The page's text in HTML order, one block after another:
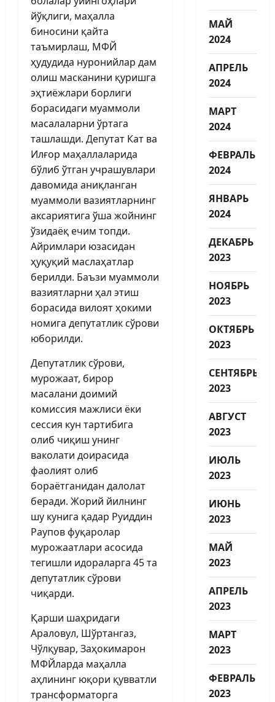
йўқлиги, маҳалла
биносини қайта
таъмирлаш, МФЙ
ҳудудида нуронийлар дам
олиш масканини қуришга
эҳтиёжлари борлиги
борасидаги муаммоли
масалаларни ўртага
ташлашди. Депутат Кат ва
Илғор маҳаллаларида
бўлиб ўтган учрашувлари
давомида аниқланган
муаммоли вазиятларнинг
аксариятига ўша жойнинг
ўзидаёқ ечим топди.
Айримлари юзасидан
ҳуқуқий маслаҳатлар
берилди. Баъзи муаммоли
вазиятларни ҳал этиш
борасида вилоят ҳокими
номига депутатлик сўрови
юборилди.
Депутатлик сўрови,
мурожаат, бирор
масалани доимий
комиссия мажлиси ёки
сессия кун тартибига
олиб чиқиш унинг
ваколати доирасида
фаолият олиб
бораётганидан далолат
беради. Жорий йилнинг
шу кунига қадар Руиддин
Раупов фуқаролар
мурожаатлари асосида
тегишли идораларга 45 та
депутатлик сўрови
чиқарди.
Қарши шаҳридаги
Араловул, Шўртангаз,
Чўлқувар, Заҳокимарон
МФЙларда маҳалла
аҳлининг юқори қувватли
трансформаторга
МАЙ
2024
АПРЕЛЬ
2024
МАРТ
2024
ФЕВРАЛЬ
2024
ЯНВАРЬ
2024
ДЕКАБРЬ
2023
НОЯБРЬ
2023
ОКТЯБРЬ
2023
СЕНТЯБРЬ
2023
АВГУСТ
2023
ИЮЛЬ
2023
ИЮНЬ
2023
МАЙ
2023
АПРЕЛЬ
2023
МАРТ
2023
ФЕВРАЛЬ
2023